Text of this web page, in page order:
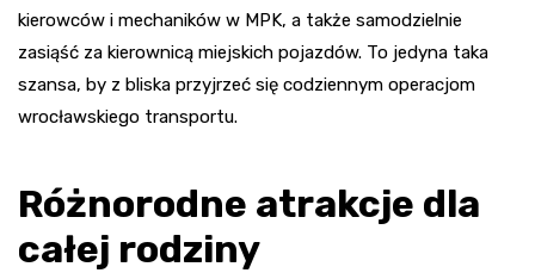
kierowców i mechaników w MPK, a także samodzielnie
zasiąść za kierownicą miejskich pojazdów. To jedyna taka
szansa, by z bliska przyjrzeć się codziennym operacjom
wrocławskiego transportu.
Różnorodne atrakcje dla
całej rodziny